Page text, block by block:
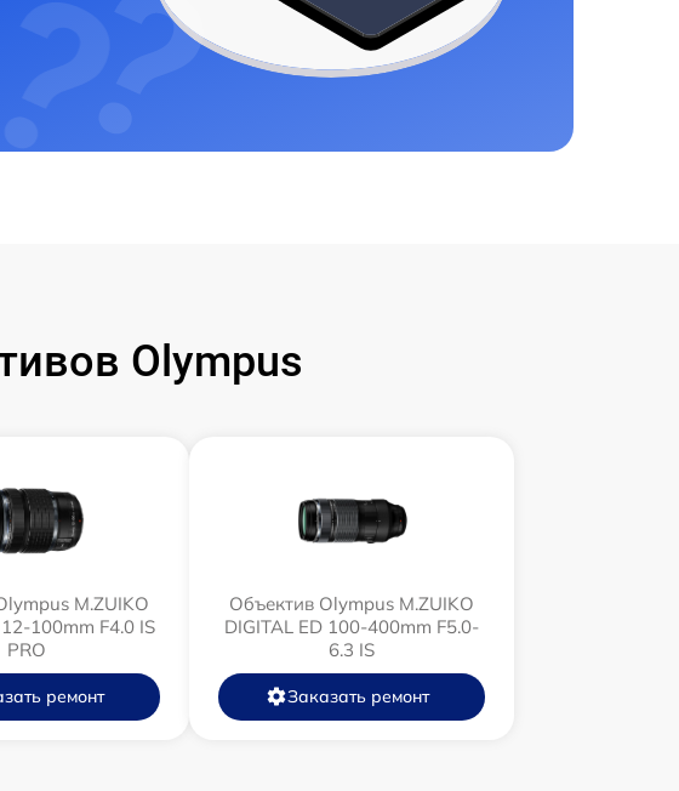
Olympus
M.ZUIKO
F4.0 IS
PRO
ремонт
Объектив Olympus M.ZUIKO
DIGITAL ED 100-400mm F5.0-
6.3 IS
Заказать ремонт